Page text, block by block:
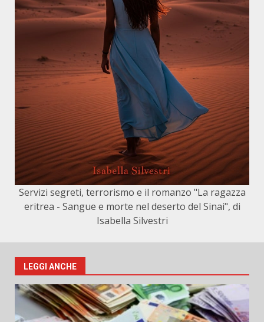
Servizi segreti, terrorismo e il romanzo "La ragazza
eritrea - Sangue e morte nel deserto del Sinai", di
Isabella Silvestri
LEGGI ANCHE